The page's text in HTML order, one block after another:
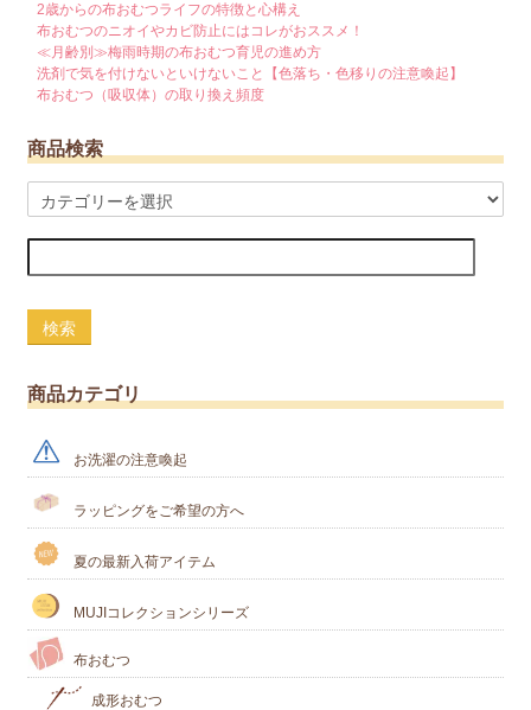
2歳からの布おむつライフの特徴と心構え
布おむつのニオイやカビ防止にはコレがおススメ！
≪月齢別≫梅雨時期の布おむつ育児の進め方
洗剤で気を付けないといけないこと【色落ち・色移りの注意喚起】
布おむつ（吸収体）の取り換え頻度
商品検索
検索
商品カテゴリ
お洗濯の注意喚起
ラッピングをご希望の方へ
夏の最新入荷アイテム
MUJIコレクションシリーズ
布おむつ
成形おむつ